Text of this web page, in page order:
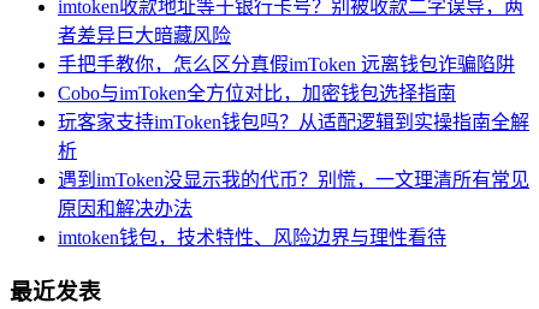
imtoken收款地址等于银行卡号？别被收款二字误导，两
者差异巨大暗藏风险
手把手教你，怎么区分真假imToken 远离钱包诈骗陷阱
Cobo与imToken全方位对比，加密钱包选择指南
玩客家支持imToken钱包吗？从适配逻辑到实操指南全解
析
遇到imToken没显示我的代币？别慌，一文理清所有常见
原因和解决办法
imtoken钱包，技术特性、风险边界与理性看待
最近发表